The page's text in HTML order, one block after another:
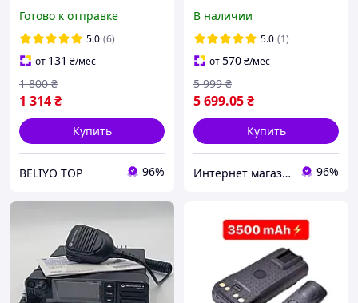
батарея аккумулятор для
рации Motorola R7a
Готово к отправке
5.0 (6)
от 131 ₴/мес
1 314₴
1 800 ₴
Купить
BELIYO TOP 96%
ретрансляторы и
мощные радиостанции
Motorola/Hytera
В наличии
5.0 (1)
от570₴/мес
5 699.05₴
5 999 ₴
Купить
Интернет магазин Store7 96%